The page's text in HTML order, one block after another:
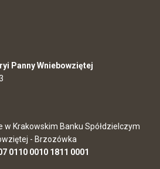
Panny Wniebowziętej
w Krakowskim Banku Spółdzielczym
- Brzozówka
0110 0010 1811 0001